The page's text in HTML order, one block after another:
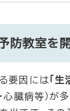
防教室を開
要因には 「
心臓病等）が